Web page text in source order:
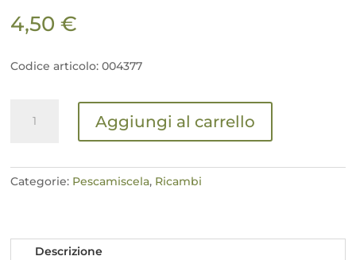
4,50€
Codice articolo: 004377
Pescamscela
quantità
Aggiungi al carrello
Categorie: Pescamiscela, Ricambi
Descrizione